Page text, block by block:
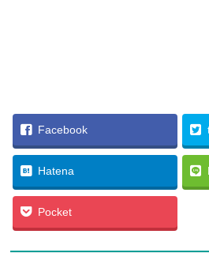
Facebook
Hatena
Pocket